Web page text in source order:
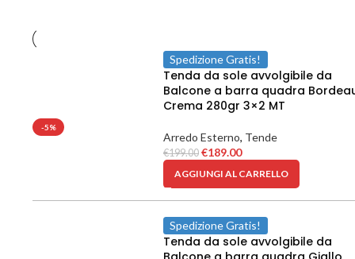
-5%
Spedizione Gratis!
Tenda da sole avvolgibile da
Balcone a barra quadra
Crema 280gr 3×2 MT
Arredo Esterno, Tende
€199.00 €189.00
AGGIUNGI AL CARRELLO
Spedizione Gratis!
Tenda da sole avvolgibile da